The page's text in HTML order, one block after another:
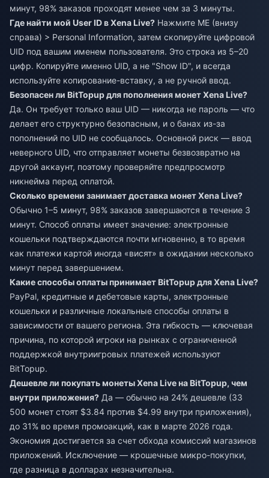
минут, 98% заказов проходят менее чем за 3 минуты.
Где найти мой User ID в Xena Live? Нажмите ME (внизу
справа) > Personal Information, затем скопируйте цифровой
UID под вашим именем пользователя. Это строка из 5–20
цифр. Копируйте именно UID, а не "Show ID", и всегда
используйте копирование-вставку, а не ручной ввод.
Безопасен ли BitTopup для пополнения монет Xena Live?
Да. Он требует только ваш UID — никогда не пароль — что
делает его структурно безопасным, и о банах из-за
пополнений по UID не сообщалось. Основной риск — ввод
неверного UID, что отправляет монеты безвозвратно на
другой аккаунт, поэтому проверяйте предпросмотр
никнейма перед оплатой.
Сколько времени занимает доставка монет Xena Live?
Обычно 1–5 минут, 98% заказов завершаются в течение 3
минут. Способ оплаты имеет значение: электронные
кошельки подтверждаются почти мгновенно, в то время
как платежи картой иногда «висят» в ожидании несколько
минут перед завершением.
Какие способы оплаты принимает BitTopup для Xena Live?
PayPal, кредитные и дебетовые карты, электронные
кошельки и различные локальные способы оплаты в
зависимости от вашего региона. Эта гибкость — ключевая
причина, по которой игроки на рынках с ограниченной
поддержкой внутриигровых платежей используют
BitTopup.
Дешевле ли покупать монеты Xena Live на BitTopup, чем
внутри приложения? Да — обычно на 24% дешевле (33
500 монет стоят $3.84 против $4.99 внутри приложения),
до 31% во время промоакций, как в марте 2026 года.
Экономия достигается за счет обхода комиссий магазинов
приложений. Исключение — крошечные микро-покупки,
где разница в долларах незначительна.